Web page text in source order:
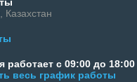
работает с 09:00 до 18:00
весь график работы